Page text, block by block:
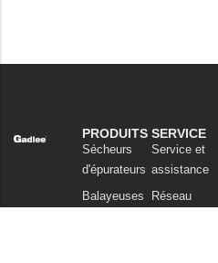
PRODUITS
Sécheurs
d'épurateurs
Balayeuses
SERVICE
Service et
assistance
Réseau